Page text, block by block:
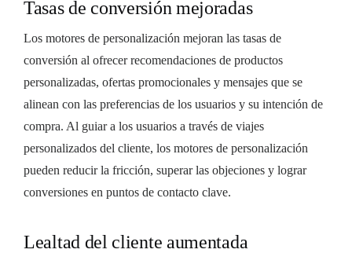
Tasas de conversión mejoradas
Los motores de personalización mejoran las tasas de
conversión al ofrecer recomendaciones de productos
personalizadas, ofertas promocionales y mensajes que se
alinean con las preferencias de los usuarios y su intención de
compra. Al guiar a los usuarios a través de viajes
personalizados del cliente, los motores de personalización
pueden reducir la fricción, superar las objeciones y lograr
conversiones en puntos de contacto clave.
Lealtad del cliente aumentada